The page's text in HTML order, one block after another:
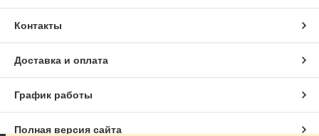
Контакты
Доставка и оплата
График работы
Полная версия сайта